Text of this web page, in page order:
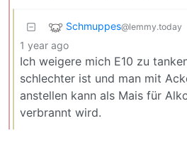
Schmuppes@lemmy.today
1 year ago
Ich weigere mich E10 zu
schlechter ist und man mit
anstellen kann als Mais für
verbrannt wird.